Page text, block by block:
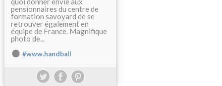
pensionnaires du centre de
formation savoyard de se
retrouver également en
équipe de France. Magnifique
photo de...
#www.handball